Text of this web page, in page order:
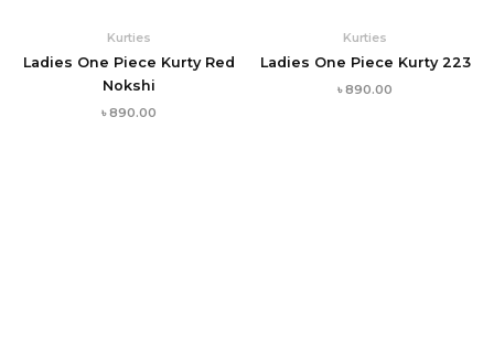
Kurties
Ladies One Piece Kurty Red
Nokshi
৳890.00
Kurties
Ladies One Piece Kurty 223
৳890.00